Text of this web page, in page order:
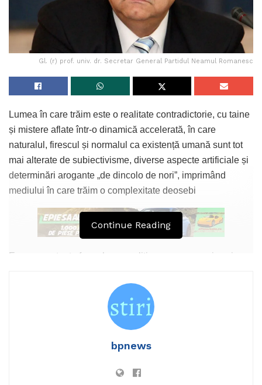
Gl. (r) prof. univ. dr. Secretar General Partidul Neamul Romanesc
Lumea în care trăim este o realitate contradictorie, cu taine
și mistere aflate într-o dinamică accelerată, în care
naturalul, firescul și normalul ca existență umană sunt tot
mai alterate de subiectivisme, diverse aspecte artificiale și
determinări arogante „de dincolo de nori”, imprimând
mediului în care trăim o complexitate deosebi
Europa, cu toate formele geopolitice, geoeconomice și
mai puțin integrate, se află într-o poziție geografică de
maxim interes și centrală în sfera deciziilor cele mai înalte
ale globalizării, mondializării, securității și dezvoltării, păcii
evidențiază un larg spectru politic, cu suficiente probleme
Continue Reading
bpnews